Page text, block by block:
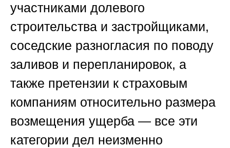
участниками долевого
строительства и застройщиками,
соседские разногласия по поводу
заливов и перепланировок, а
также претензии к страховым
компаниям относительно размера
возмещения ущерба — все эти
категории дел неизменно